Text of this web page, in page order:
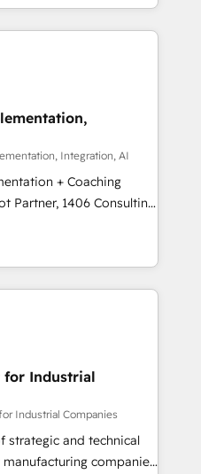
ranging from CRM
and offline sales
processes and meet
and complementary
offer into 4
Manufacturing,
these integrations,
of talents, skills,
their digital
Integration, AI
+ Coaching
transform how
We don't just build your
to own it, then stay
Alignment +
& Data
We fix what others
reality—practical
actual headcount and
for Industrial
Industrial Companies
strategic and technical
companies